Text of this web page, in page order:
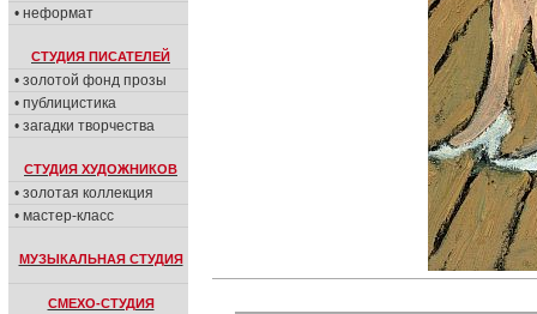
• неформат
СТУДИЯ ПИСАТЕЛЕЙ
• золотой фонд прозы
• публицистика
• загадки творчества
СТУДИЯ ХУДОЖНИКОВ
• золотая коллекция
• мастер-класс
МУЗЫКАЛЬНАЯ СТУДИЯ
СМЕХО-СТУДИЯ